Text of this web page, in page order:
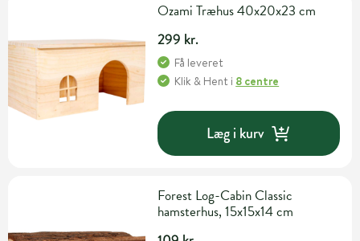
Ozami Træhus 40x20x23 cm
299 kr.
Få leveret
Klik & Hent i 8 centre
Læg i kurv
Forest Log-Cabin Classic
hamsterhus, 15x15x14 cm